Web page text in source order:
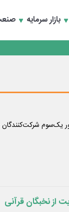
بازار سرمایه
اداره اوقاف شهرستان اصفهان تشریح کرد: حضور
از نخبگان قرآنی